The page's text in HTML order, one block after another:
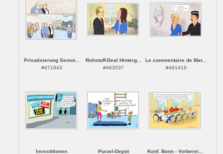
Privatisierung Senior...
#471643
Rohstoff-Deal Hinterg...
#463537
Le commentaire de Mar...
#461419
Investitionen
Purzel-Depot
Konf. Bonn - Vorberei...